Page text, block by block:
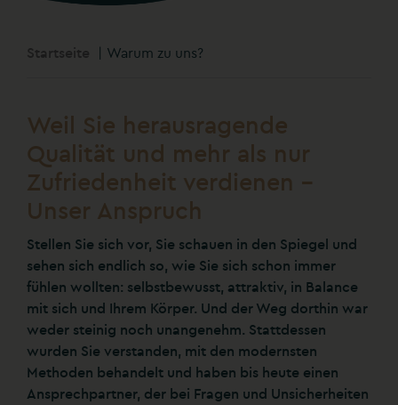
Startseite Warum zu uns?
Weil Sie herausragende
Qualität und mehr als nur
Zufriedenheit verdienen –
Unser Anspruch
Stellen Sie sich vor, Sie schauen in den Spiegel und
sehen sich endlich so, wie Sie sich schon immer
fühlen wollten: selbstbewusst, attraktiv, in Balance
mit sich und Ihrem Körper. Und der Weg dorthin war
weder steinig noch unangenehm. Stattdessen
wurden Sie verstanden, mit den modernsten
Methoden behandelt und haben bis heute einen
Ansprechpartner, der bei Fragen und Unsicherheiten